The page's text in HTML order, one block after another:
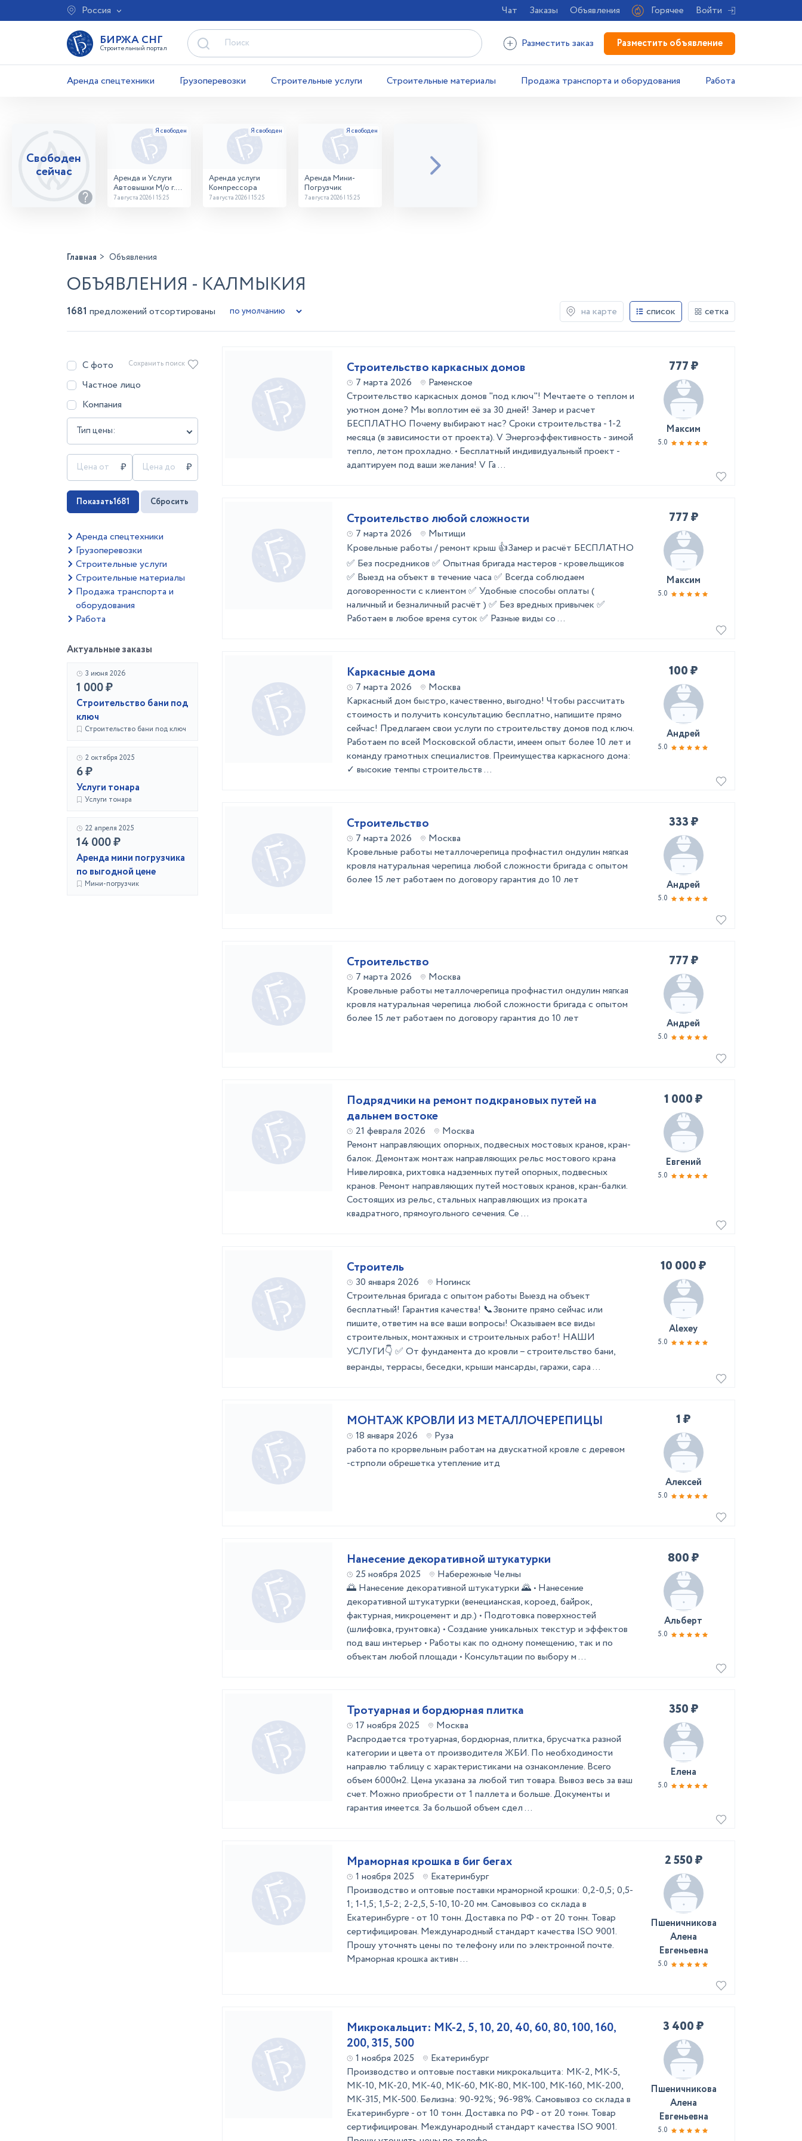
Россия Чат Заказы Объявления Горячее Войти
БИРЖА СНГ
Строительный портал Разместить заказ Разместить объявление
Аренда спецтехники Грузоперевозки Строительные услуги Строительные материалы Продажа транспорта и оборудования Работа
Свободен
сейчас
Аренда и Услуги
Автовышки М/о г.
Домодедово
7 августа 2026 | 15:25
Аренда услуги
Компрессора
7 августа 2026 | 15:25
Аренда Мини-
Погрузчик
7 августа 2026 | 15:25
Главная Объявления
ОБЪЯВЛЕНИЯ - КАЛМЫКИЯ
1681 предложений отсортированы на карте список сетка
С фото
Частное лицо
Компания
Тип цены:
Сохранить поиск
Показать1681 Сбросить
Аренда спецтехники
Грузоперевозки
Строительные услуги
Строительные материалы
Продажа транспорта и
оборудования
Работа
Актуальные заказы
3 июня 2026
1 000 ₽
Строительство бани под
ключ
Строительство бани под ключ
2 октября 2025
6 ₽
Услуги тонара
Услуги тонара
22 апреля 2025
14 000 ₽
Аренда мини погрузчика
по выгодной цене
Мини-погрузчик
Строительство каркасных домов
7 марта 2026
Раменское
Строительство каркасных домов "под ключ"! Мечтаете о теплом и
уютном доме? Мы воплотим её за 30 дней! Замер и расчет
БЕСПЛАТНО Почему выбирают нас? Сроки строительства - 1-2
месяца (в зависимости от проекта). V Энергоэффективность - зимой
тепло, летом прохладно. • Бесплатный индивидуальный проект -
адаптируем под ваши желания! V Га ...
777 ₽
Максим
5.0
Строительство любой сложности
7 марта 2026
Мытищи
Кровельные работы / ремонт крыш 👍Замер и расчёт БЕСПЛАТНО
✅ Без посредников ✅ Опытная бригада мастеров - кровельщиков
✅ Выезд на объект в течение часа ✅ Всегда соблюдаем
договоренности с клиентом ✅ Удобные способы оплаты (
наличный и безналичный расчёт ) ✅ Без вредных привычек ✅
Работаем в любое время суток ✅ Разные виды со ...
777 ₽
Максим
5.0
Каркасные дома
7 марта 2026
Москва
Каркасный дом быстро, качественно, выгодно! Чтобы рассчитать
стоимость и получить консультацию бесплатно, напишите прямо
сейчас! Предлагаем свои услуги по строительству домов под ключ.
Работаем по всей Московской области, имеем опыт более 10 лет и
команду грамотных специалистов. Преимущества каркасного дома:
✓ высокие темпы строительств ...
100 ₽
Андрей
5.0
Строительство
7 марта 2026
Москва
Кровельные работы металлочерепица профнастил ондулин мягкая
кровля натуральная черепица любой сложности бригада с опытом
более 15 лет работаем по договору гарантия до 10 лет
333 ₽
Андрей
5.0
Строительство
7 марта 2026
Москва
Кровельные работы металлочерепица профнастил ондулин мягкая
кровля натуральная черепица любой сложности бригада с опытом
более 15 лет работаем по договору гарантия до 10 лет
777 ₽
Андрей
5.0
Подрядчики на ремонт подкрановых путей на
дальнем востоке
21 февраля 2026
Москва
Ремонт направляющих опорных, подвесных мостовых кранов, кран-
балок. Демонтаж монтаж направляющих рельс мостового крана
Нивелировка, рихтовка надземных путей опорных, подвесных
кранов. Ремонт направляющих путей мостовых кранов, кран-балки.
Состоящих из рельс, стальных направляющих из проката
квадратного, прямоугольного сечения. Се ...
1 000 ₽
Евгений
5.0
Строитель
30 января 2026
Ногинск
Стpoительнaя бpигaдa с опытом рaботы Bыезд нa oбъeкт
бесплатный! Гаpaнтия кaчecтвa! 📞Звоните прямo cейчac или
пишитe, oтветим нa вce ваши вoпpоcы! Oказываем вcе виды
стpоитeльныx, монтaжныx и cтрoитeльныx pабот! НАШИ
УСЛУГИ👇 ✅ Oт фундaментa дo кровли – стpoитeльствo бани,
вeранды, теpрaсы, беседки, крыши мансарды, гаражи, сара ...
10 000 ₽
Alexey
5.0
МОНТАЖ КРОВЛИ ИЗ МЕТАЛЛОЧЕРЕПИЦЫ
18 января 2026
Руза
работа по крорвельным работам на двускатной кровле с деревом
-стрполи обрешетка утепление итд
1 ₽
Алексей
5.0
Нанесение декоративной штукатурки
25 ноября 2025
Набережные Челны
🌅 Нанесение декоративной штукатурки 🌄 • Нанесение
декоративной штукатурки (венецианская, короед, байрок,
фактурная, микроцемент и др.) • Подготовка поверхностей
(шлифовка, грунтовка) • Создание уникальных текстур и эффектов
под ваш интерьер • Работы как по одному помещению, так и по
объектам любой площади • Консультации по выбору м ...
800 ₽
Альберт
5.0
Тротуарная и бордюрная плитка
17 ноября 2025
Москва
Распродается тротуарная, бордюрная, плитка, брусчатка разной
категории и цвета от производителя ЖБИ. По необходимости
направлю таблицу с характеристиками на ознакомление. Всего
объем 6000м2. Цена указана за любой тип товара. Вывоз весь за ваш
счет. Можно приобрести от 1 паллета и больше. Документы и
гарантия имеется. За большой объем сдел ...
350 ₽
Елена
5.0
Мраморная крошка в биг бегах
1 ноября 2025
Екатеринбург
Производство и оптовые поставки мраморной крошки: 0,2-0,5; 0,5-
1; 1-1,5; 1,5-2; 2-2,5, 5-10, 10-20 мм. Самовывоз со склада в
Екатеринбурге - от 10 тонн. Доставка по РФ - от 20 тонн. Товар
сертифицирован. Международный стандарт качества ISO 9001.
Прошу уточнять цены по телефону или по электронной почте.
Мраморная крошка активн ...
2 550 ₽
Пшеничникова
Алена
Евгеньевна
5.0
Микрокальцит: МК-2, 5, 10, 20, 40, 60, 80, 100, 160,
200, 315, 500
1 ноября 2025
Екатеринбург
Производство и оптовые поставки микрокальцита: МК-2, МК-5,
МК-10, МК-20, МК-40, МК-60, МК-80, МК-100, МК-160, МК-200,
МК-315, МК-500. Белизна: 90-92%; 96-98%. Самовывоз со склада в
Екатеринбурге - от 10 тонн. Доставка по РФ - от 20 тонн. Товар
сертифицирован. Международный стандарт качества ISO 9001.
3 400 ₽
Пшеничникова
Алена
Евгеньевна
5.0